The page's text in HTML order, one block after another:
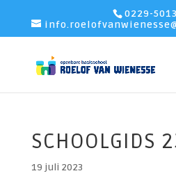
0229-
SCHOOLGIDS
19 juli 2023